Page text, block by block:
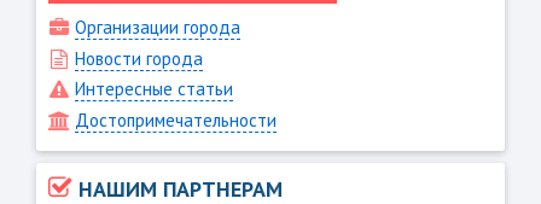
Организации города
Новости города
Интересные статьи
Достопримечательности
НАШИМ ПАРТНЕРАМ